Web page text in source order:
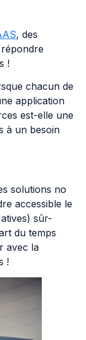
, des
!
chacun de
application
est-elle une
à un besoin
solutions no
accessible le
sûr-
du temps
avec la
!